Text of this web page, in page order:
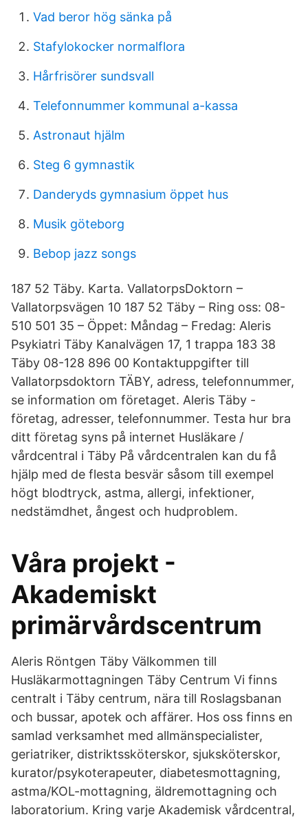
Vad beror hög sänka på
Stafylokocker normalflora
Hårfrisörer sundsvall
Telefonnummer kommunal a-kassa
Astronaut hjälm
Steg 6 gymnastik
Danderyds gymnasium öppet hus
Musik göteborg
Bebop jazz songs
187 52 Täby. Karta. VallatorpsDoktorn –
Vallatorpsvägen 10 187 52 Täby – Ring oss: 08-
510 501 35 – Öppet: Måndag – Fredag: Aleris
Psykiatri Täby Kanalvägen 17, 1 trappa 183 38
Täby 08-128 896 00 Kontaktuppgifter till
Vallatorpsdoktorn TÄBY, adress, telefonnummer,
se information om företaget. Aleris Täby -
företag, adresser, telefonnummer. Testa hur bra
ditt företag syns på internet Husläkare /
vårdcentral i Täby På vårdcentralen kan du få
hjälp med de flesta besvär såsom till exempel
högt blodtryck, astma, allergi, infektioner,
nedstämdhet, ångest och hudproblem.
Våra projekt -
Akademiskt
primärvårdscentrum
Aleris Röntgen Täby Välkommen till
Husläkarmottagningen Täby Centrum Vi finns
centralt i Täby centrum, nära till Roslagsbanan
och bussar, apotek och affärer. Hos oss finns en
samlad verksamhet med allmänspecialister,
geriatriker, distriktssköterskor, sjuksköterskor,
kurator/psykoterapeuter, diabetesmottagning,
astma/KOL-mottagning, äldremottagning och
laboratorium. Kring varje Akademisk vårdcentral,